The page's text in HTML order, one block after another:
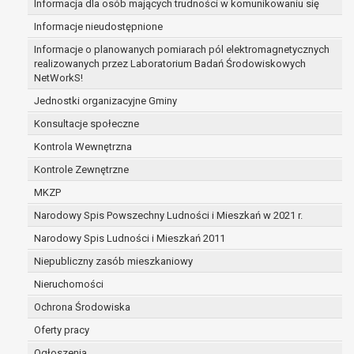
Informacja dla osób mających trudności w komunikowaniu się
Informacje nieudostępnione
Informacje o planowanych pomiarach pól elektromagnetycznych
realizowanych przez Laboratorium Badań Środowiskowych
NetWorkS!
Jednostki organizacyjne Gminy
Konsultacje społeczne
Kontrola Wewnętrzna
Kontrole Zewnętrzne
MKZP
Narodowy Spis Powszechny Ludności i Mieszkań w 2021 r.
Narodowy Spis Ludności i Mieszkań 2011
Niepubliczny zasób mieszkaniowy
Nieruchomości
Ochrona Środowiska
Oferty pracy
zabezpieczenia ewentualnych roszczeń, a w
przypadku wyrażenia zgody na przetwarzanie
danych po zakończeniu i rozliczeniu umowy, do
czasu wycofania tej zgody.
Ponadto w przypadku umów o dofinansowanie
dane osobowe od momentu pozyskania
przechowywane są przez okres wynikający z
umowy o dofinansowanie zawartej między
beneficjentem a określoną instytucją, trwałości
danego projektu i konieczności zachowania
dokumentacji projektu do celów kontrolnych.
W związku z przetwarzaniem przez
administratora danych osobowych przysługuje
Pani/Panu:
prawo dostępu do treści danych oraz
otrzymywania ich kopii na podstawie art. 15
RODO;
prawo do żądania sprostowania danych na
w przypadku gdy: